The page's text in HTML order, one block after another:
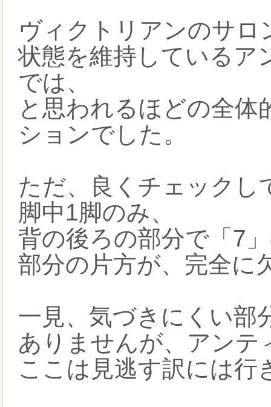
ヴィクトリアンのサ
状態を維持しているア
では、
と思われるほどの全体
ションでした。
ただ、良くチェックし
脚中1脚のみ、
背の後ろの部分で「7
部分の片方が、完全に
一見、気づきにくい部
ありませんが、アンテ
ここは見逃す訳には行